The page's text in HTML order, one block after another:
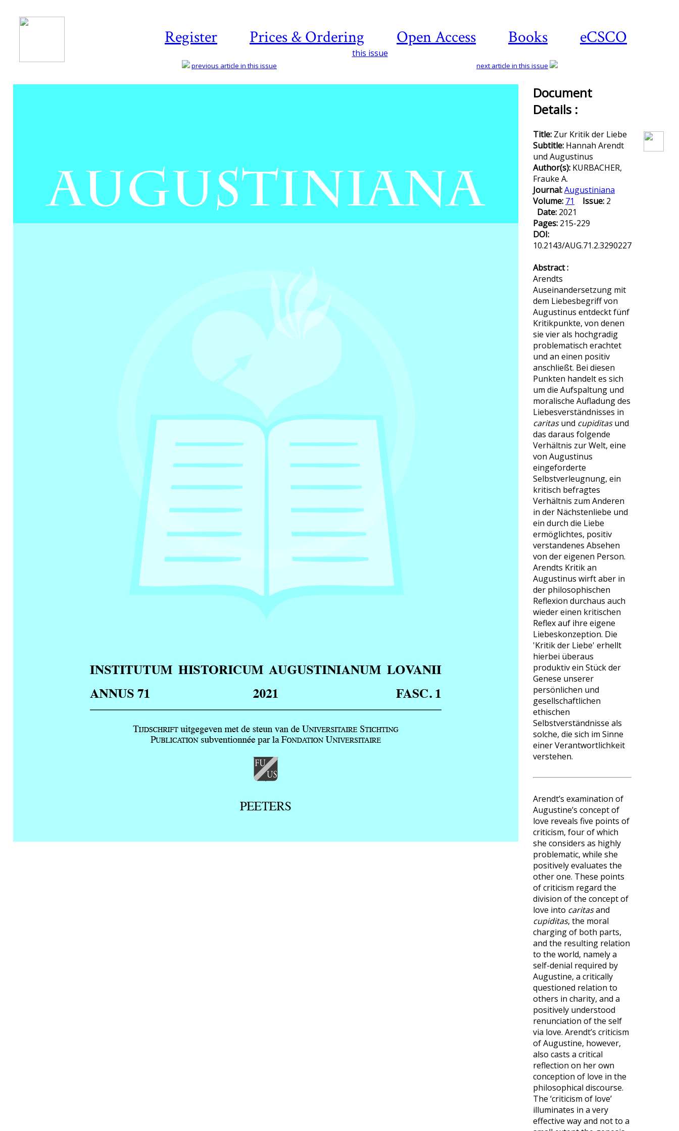
Register Prices & Ordering Open Access Books eCSCO
this issue
previous article in this issue next article in this issue
Document
Details :
Title: Zur Kritik der Liebe
Subtitle: Hannah Arendt
und Augustinus
Author(s): KURBACHER,
Frauke A.
Journal:Augustiniana
Volume: 71 Issue: 2
Date: 2021
Pages: 215-229
DOI:
10.2143/AUG.71.2.3290227
Abstract :
Arendts
Auseinandersetzung mit
dem Liebesbegriff von
Augustinus entdeckt fünf
Kritikpunkte, von denen
sie vier als hochgradig
problematisch erachtet
und an einen positiv
anschließt. Bei diesen
Punkten handelt es sich
um die Aufspaltung und
moralische Aufladung des
Liebesverständnisses in
caritasund cupiditasund
das daraus folgende
Verhältnis zur Welt, eine
von Augustinus
eingeforderte
Selbstverleugnung, ein
kritisch befragtes
Verhältnis zum Anderen
in der Nächstenliebe und
ein durch die Liebe
ermöglichtes, positiv
verstandenes Absehen
von der eigenen Person.
Arendts Kritik an
Augustinus wirft aber in
der philosophischen
Reflexion durchaus auch
wieder einen kritischen
Reflex auf ihre eigene
Liebeskonzeption. Die
'Kritik der Liebe' erhellt
hierbei überaus
produktiv ein Stück der
Genese unserer
persönlichen und
gesellschaftlichen
ethischen
Selbstverständnisse als
solche, die sich im Sinne
einer Verantwortlichkeit
verstehen.
Arendt’s examination of
Augustine’s concept of
love reveals five points of
criticism, four of which
she considers as highly
problematic, while she
positively evaluates the
other one. These points
of criticism regard the
division of the concept of
love into caritasand
cupiditas, the moral
charging of both parts,
and the resulting relation
to the world, namely a
self-denial required by
Augustine, a critically
questioned relation to
others in charity, and a
positively understood
renunciation of the self
via love. Arendt’s criticism
of Augustine, however,
also casts a critical
reflection on her own
conception of love in the
philosophical discourse.
The ‘criticism of love’
illuminates in a very
effective way and not to a